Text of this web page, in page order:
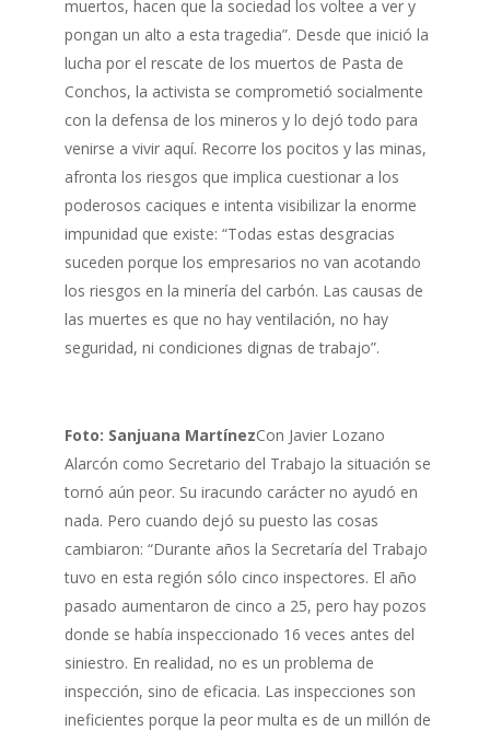
muertos, hacen que la sociedad los voltee a ver y
pongan un alto a esta tragedia”. Desde que inició la
lucha por el rescate de los muertos de Pasta de
Conchos, la activista se comprometió socialmente
con la defensa de los mineros y lo dejó todo para
venirse a vivir aquí. Recorre los pocitos y las minas,
afronta los riesgos que implica cuestionar a los
poderosos caciques e intenta visibilizar la enorme
impunidad que existe: “Todas estas desgracias
suceden porque los empresarios no van acotando
los riesgos en la minería del carbón. Las causas de
las muertes es que no hay ventilación, no hay
seguridad, ni condiciones dignas de trabajo”.
Foto: Sanjuana MartínezCon Javier Lozano
Alarcón como Secretario del Trabajo la situación se
tornó aún peor. Su iracundo carácter no ayudó en
nada. Pero cuando dejó su puesto las cosas
cambiaron: “Durante años la Secretaría del Trabajo
tuvo en esta región sólo cinco inspectores. El año
pasado aumentaron de cinco a 25, pero hay pozos
donde se había inspeccionado 16 veces antes del
siniestro. En realidad, no es un problema de
inspección, sino de eficacia. Las inspecciones son
ineficientes porque la peor multa es de un millón de